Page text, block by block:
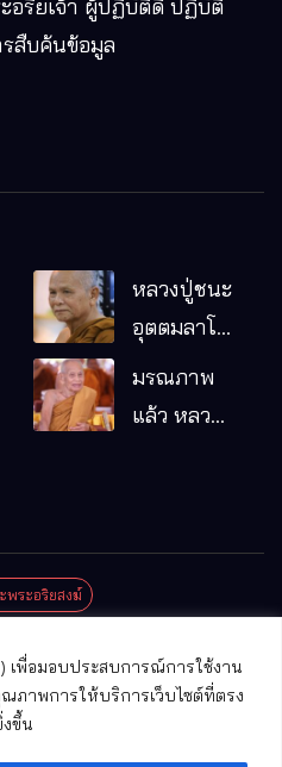
เพื่อมอบประสบการณ์การใช้งาน
าพการให้บริการเว็บไซต์ที่ตรง
ขึ้น
อริยเจ้า ผู้ปฏิบัติดี ปฏิบัติ
สืบค้นข้อมูล
หลวงปู่ชนะ
อุตตมลาโภ
หมากอื๋อ
มรณภาพ
แล้ว หลวง
พระอริยสงฆ์
ตุศักดิ์สิทธิ์
าคัญ